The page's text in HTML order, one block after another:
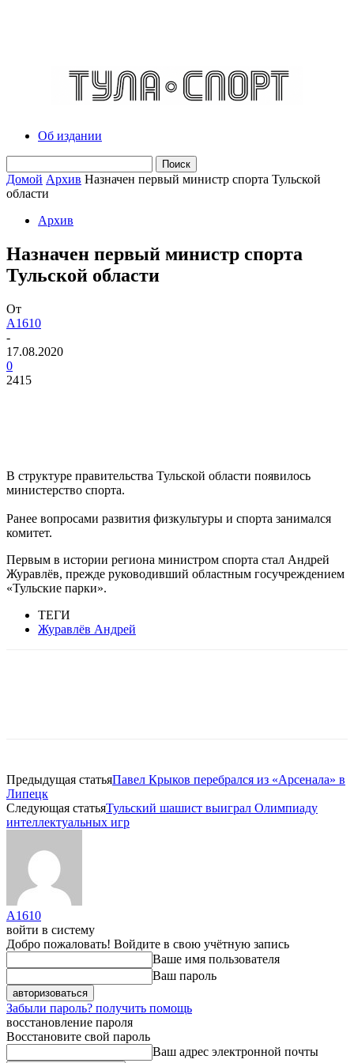
Об издании
Домой Архив Назначен первый министр спорта Тульской
области
Архив
Назначен первый министр спорта
Тульской области
От
A1610
-
17.08.2020
0
2415
В структуре правительства Тульской области появилось
министерство спорта.
Ранее вопросами развития физкультуры и спорта занимался
комитет.
Первым в истории региона министром спорта стал Андрей
Журавлёв, прежде руководивший областным госучреждением
«Тульские парки».
ТЕГИ
Журавлёв Андрей
Предыдущая статьяПавел Крыков перебрался из «Арсенала» в
Липецк
Следующая статьяТульский шашист выиграл Олимпиаду
интеллектуальных игр
A1610
войти в систему
Добро пожаловать! Войдите в свою учётную запись
Ваше имя пользователя
Ваш пароль
Забыли пароль? получить помощь
восстановление пароля
Восстановите свой пароль
Ваш адрес электронной почты